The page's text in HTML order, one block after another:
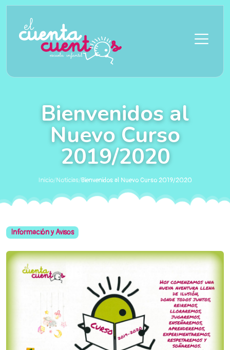
Saltar al contenido principal
Bienvenidos al
Nuevo Curso
2019/2020
Inicio/Noticias/Bienvenidos al Nuevo Curso 2019/2020
Información y Avisos